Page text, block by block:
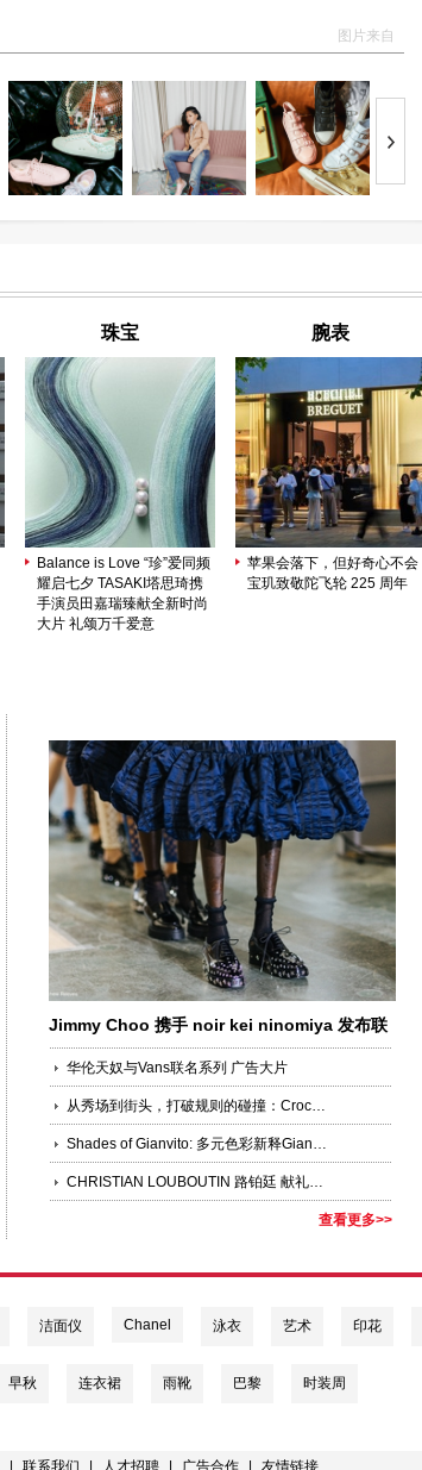
图片来自
珠宝
Balance is Love “珍”爱同频
耀启七夕 TASAKI塔思琦携
手演员田嘉瑞臻献全新时尚
大片 礼颂万千爱意
腕表
苹果会落下，但好奇心不会
宝玑致敬陀飞轮 225 周年
Jimmy Choo 携手 noir kei ninomiya 发布联
名系列
华伦天奴与Vans联名系列 广告大片
从秀场到街头，打破规则的碰撞：Crocs携手Jean Paul Gaultier推出联名系列鞋款
Shades of Gianvito: 多元色彩新释Gianvito Rossi标志性高跟鞋
CHRISTIAN LOUBOUTIN 路铂廷 献礼七夕全球品牌代言人王俊凯演绎2025秋冬新作
查看更多>>
洁面仪 Chanel 泳衣 艺术 印花
早秋 连衣裙 雨靴 巴黎 时装周
联系我们 人才招聘 广告合作 友情链接